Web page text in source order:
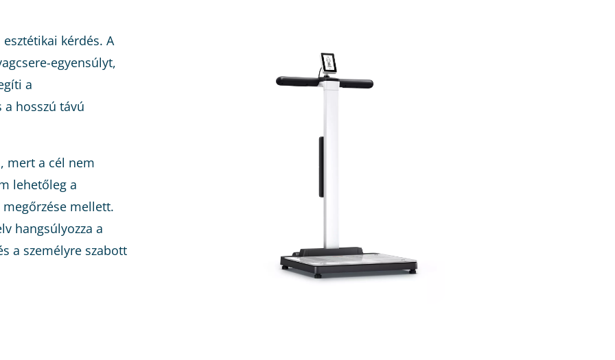
kérdés. A
egyensúlyt,
a
a hosszú távú
mert a cél nem
lehetőleg a
mellett.
hangsúlyozza a
a személyre szabott